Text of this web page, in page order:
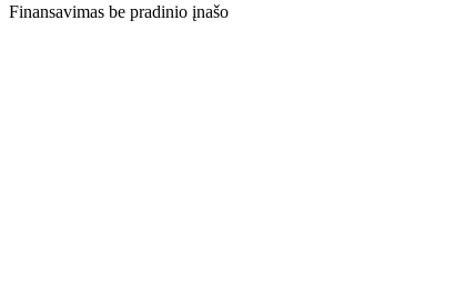
Finansavimas be pradinio įnašo